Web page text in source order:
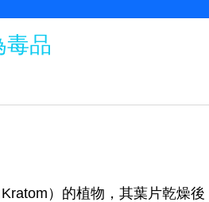
品
）的植物，其葉片乾燥